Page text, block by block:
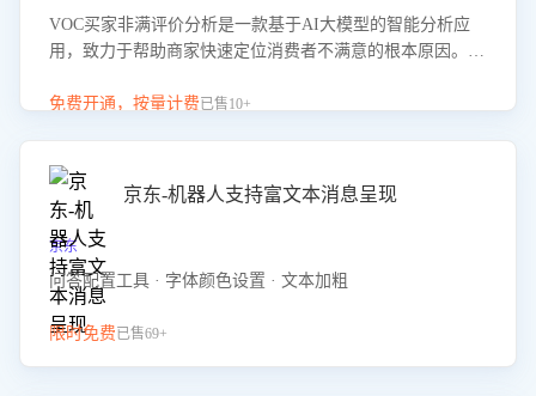
VOC买家非满评价分析是一款基于AI大模型的智能分析应
用，致力于帮助商家快速定位消费者不满意的根本原因。该
客服原因或其它部门原因，明确责任归属，提供可落地的改
改，有效提升客户满意度和店铺整体服务质量。
免费开通，按量计费已售10+
京东-机器人支持富文本消息呈现
京东
问答配置工具 · 字体颜色设置 · 文本加粗
限时免费已售69+